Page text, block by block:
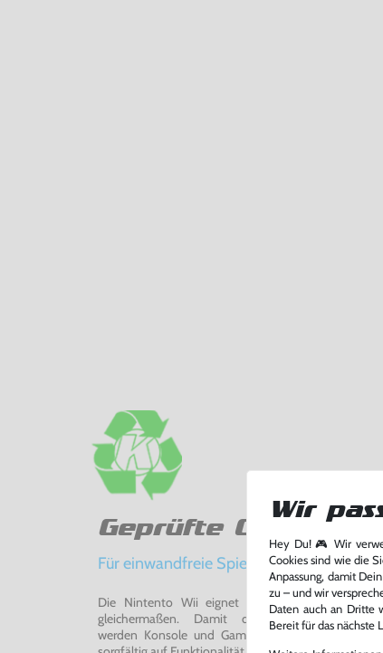
Geprüfte Qualität
Für einwandfreie Spielerlebnisse
Die Nintento Wii eignet sich perfekt für Retro-
gleichermaßen. Damit du ein einwandfreies
werden Konsole und Game in unserer
Wir
Hey Du! 🎮 Wir
Cookies sind wie die
Anpassung, damit
zu – und wir
Daten auch an Dritte
Bereit für das nächste